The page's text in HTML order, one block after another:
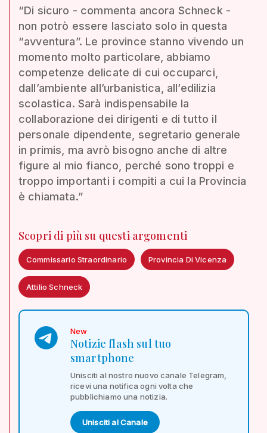
“Di sicuro - commenta ancora Schneck -
non potrò essere lasciato solo in questa
“avventura”. Le province stanno vivendo un
momento molto particolare, abbiamo
competenze delicate di cui occuparci,
dall’ambiente all’urbanistica, all’edilizia
scolastica. Sarà indispensabile la
collaborazione dei dirigenti e di tutto il
personale dipendente, segretario generale
in primis, ma avrò bisogno anche di altre
figure al mio fianco, perché sono troppi e
troppo importanti i compiti a cui la Provincia
è chiamata.”
Scopri di più su questi argomenti
Commissario Straordinario Provincia Di Vicenza
Attilio Schneck
New
Notizie flash sul tuo
smartphone
Unisciti al nostro nuovo canale Telegram,
ricevi una notifica ogni volta che
pubblichiamo una notizia.
Unisciti al Canale